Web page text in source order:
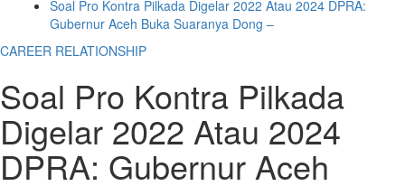
Soal Pro Kontra Pilkada Digelar 2022 Atau 2024 DPRA:
Gubernur Aceh Buka Suaranya Dong –
CAREER RELATIONSHIP
Soal Pro Kontra Pilkada
Digelar 2022 Atau 2024
DPRA: Gubernur Aceh